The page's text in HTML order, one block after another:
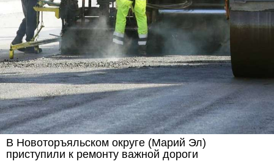
В Новоторъяльском округе (Марий Эл)
приступили к ремонту важной дороги